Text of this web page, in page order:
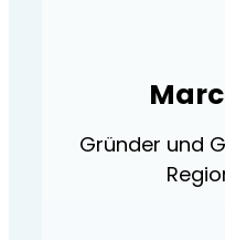
Gründer und